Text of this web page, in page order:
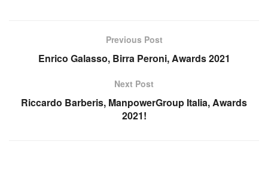
Previous Post
Enrico Galasso, Birra Peroni, Awards 2021
Next Post
Riccardo Barberis, ManpowerGroup Italia, Awards
2021!